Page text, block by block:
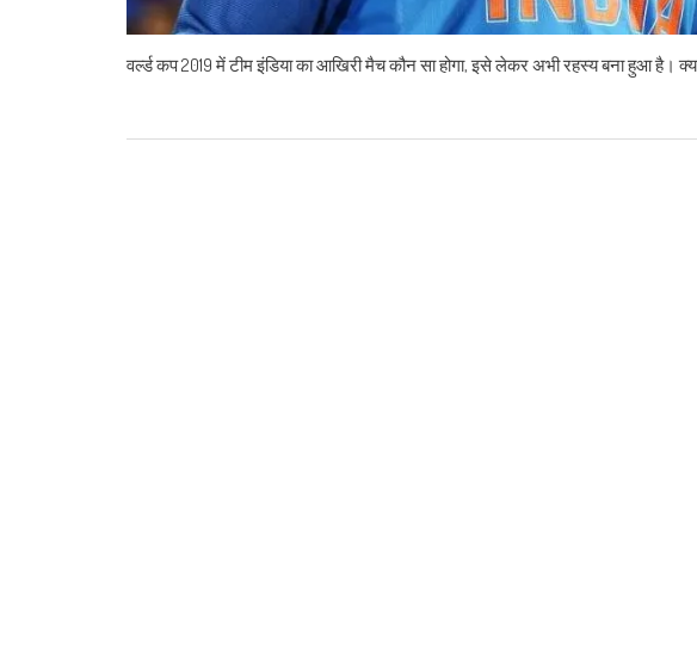
वर्ल्ड कप 2019 में टीम इंडिया का आखिरी मैच कौन सा होगा, इसे लेकर अभी रहस्य बना हुआ है।